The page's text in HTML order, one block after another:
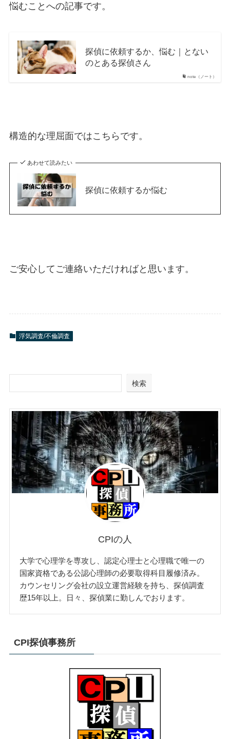
悩むことへの記事です。
note（ノート）
探偵に依頼するか、悩む｜とない
のとある探偵さん
構造的な理屈面ではこちらです。
あわせて読みたい
探偵に依頼するか悩む
ご安心してご連絡いただければと思います。
浮気調査/不倫調査
検索
CPIの人
大学で心理学を専攻し、認定心理士と心理職で唯一の
国家資格である公認心理師の必要取得科目履修済み。
カウンセリング会社の設立運営経験を持ち、探偵調査
歴15年以上。日々、探偵業に勤しんでおります。
CPI探偵事務所